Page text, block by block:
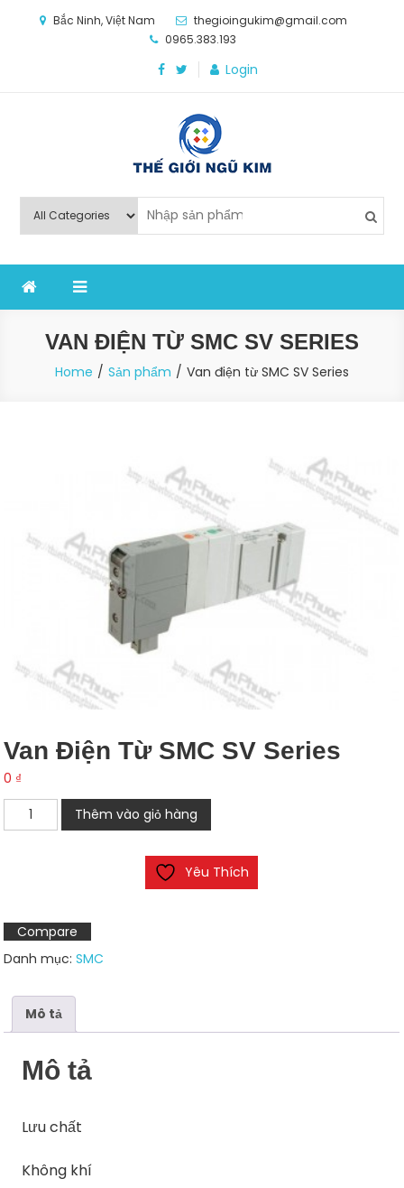
Bắc Ninh, Việt Nam
thegioingukim@gmail.com
0965.383.193
Login
Thế Giới Ngũ Kim
nghiệp sản xuất
VAN ĐIỆN TỪ SMC SV SERIES
Home Sản phẩm Van điện từ SMC SV Series
Van Điện Từ SMC SV Series
0 ₫
điện
Series
số
lượng
Thêm vào giỏ hàng
Yêu Thích
Compare
Danh mục:SMC
Mô tả
Mô tả
Lưu chất
Không khí